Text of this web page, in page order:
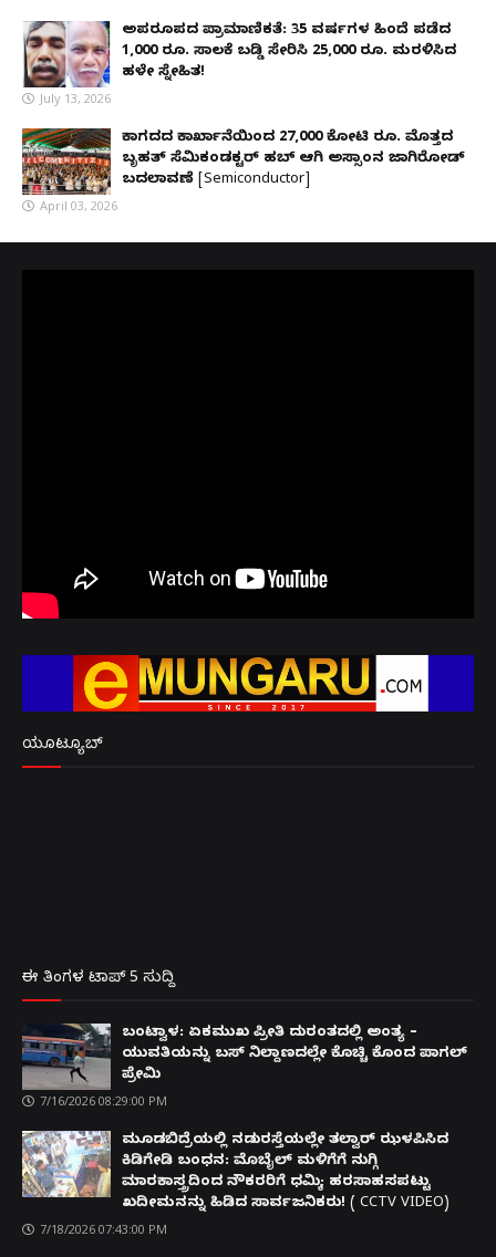
ಅಪರೂಪದ ಪ್ರಾಮಾಣಿಕತೆ: 35 ವರ್ಷಗಳ ಹಿಂದೆ ಪಡೆದ
1,000 ರೂ. ಸಾಲಕ್ಕೆ ಬಡ್ಡಿ ಸೇರಿಸಿ 25,000 ರೂ. ಮರಳಿಸಿದ
ಹಳೇ ಸ್ನೇಹಿತ!
July 13, 2026
ಕಾಗದದ ಕಾರ್ಖಾನೆಯಿಂದ 27,000 ಕೋಟಿ ರೂ. ಮೊತ್ತದ
ಬೃಹತ್ ಸೆಮಿಕಂಡಕ್ಟರ್ ಹಬ್ ಆಗಿ ಅಸ್ಸಾಂನ ಜಾಗಿರೋಡ್
ಬದಲಾವಣೆ [Semiconductor]
April 03, 2026
ಯೂಟ್ಯೂಬ್
ಈ ತಿಂಗಳ ಟಾಪ್ 5 ಸುದ್ದಿ
ಬಂಟ್ವಾಳ: ಏಕಮುಖ ಪ್ರೀತಿ ದುರಂತದಲ್ಲಿ ಅಂತ್ಯ –
ಯುವತಿಯನ್ನು ಬಸ್ ನಿಲ್ದಾಣದಲ್ಲೇ ಕೊಚ್ಚಿ ಕೊಂದ ಪಾಗಲ್
ಪ್ರೇಮಿ
7/16/2026 08:29:00 PM
ಮೂಡಬಿದ್ರೆಯಲ್ಲಿ ನಡುರಸ್ತೆಯಲ್ಲೇ ತಲ್ವಾರ್ ಝಳಪಿಸಿದ
ಕಿಡಿಗೇಡಿ ಬಂಧನ: ಮೊಬೈಲ್ ಮಳಿಗೆಗೆ ನುಗ್ಗಿ
ಮಾರಕಾಸ್ತ್ರದಿಂದ ನೌಕರರಿಗೆ ಧಮ್ಕಿ; ಹರಸಾಹಸಪಟ್ಟು
ಖದೀಮನನ್ನು ಹಿಡಿದ ಸಾರ್ವಜನಿಕರು! ( CCTV VIDEO)
7/18/2026 07:43:00 PM